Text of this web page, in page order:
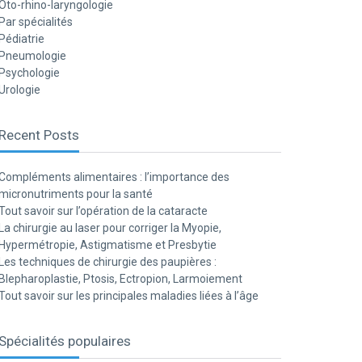
rhino-laryngologie
spécialités
Posts
alimentaires : l’importance des
pour la santé
savoir sur l’opération de la cataracte
chirurgie au laser pour corriger la Myopie,
Astigmatisme et Presbytie
techniques de chirurgie des paupières :
Ptosis, Ectropion, Larmoiement
savoir sur les principales maladies liées à l’âge
populaires